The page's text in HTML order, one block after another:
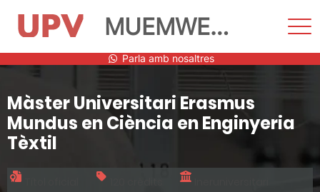
MUEMWETEAM
Parla amb nosaltres
Màster Universitari Erasmus
Mundus en Ciència en Enginyeria
Tèxtil